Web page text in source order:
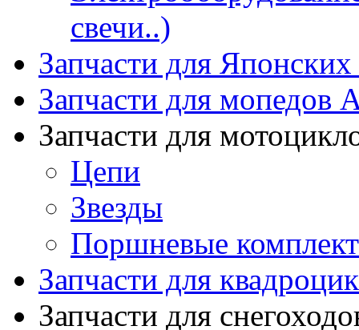
свечи..)
Запчасти для Японских
Запчасти для мопедов
Запчасти для
Цепи
Звезды
Поршневые
Запчасти для
Запчасти для